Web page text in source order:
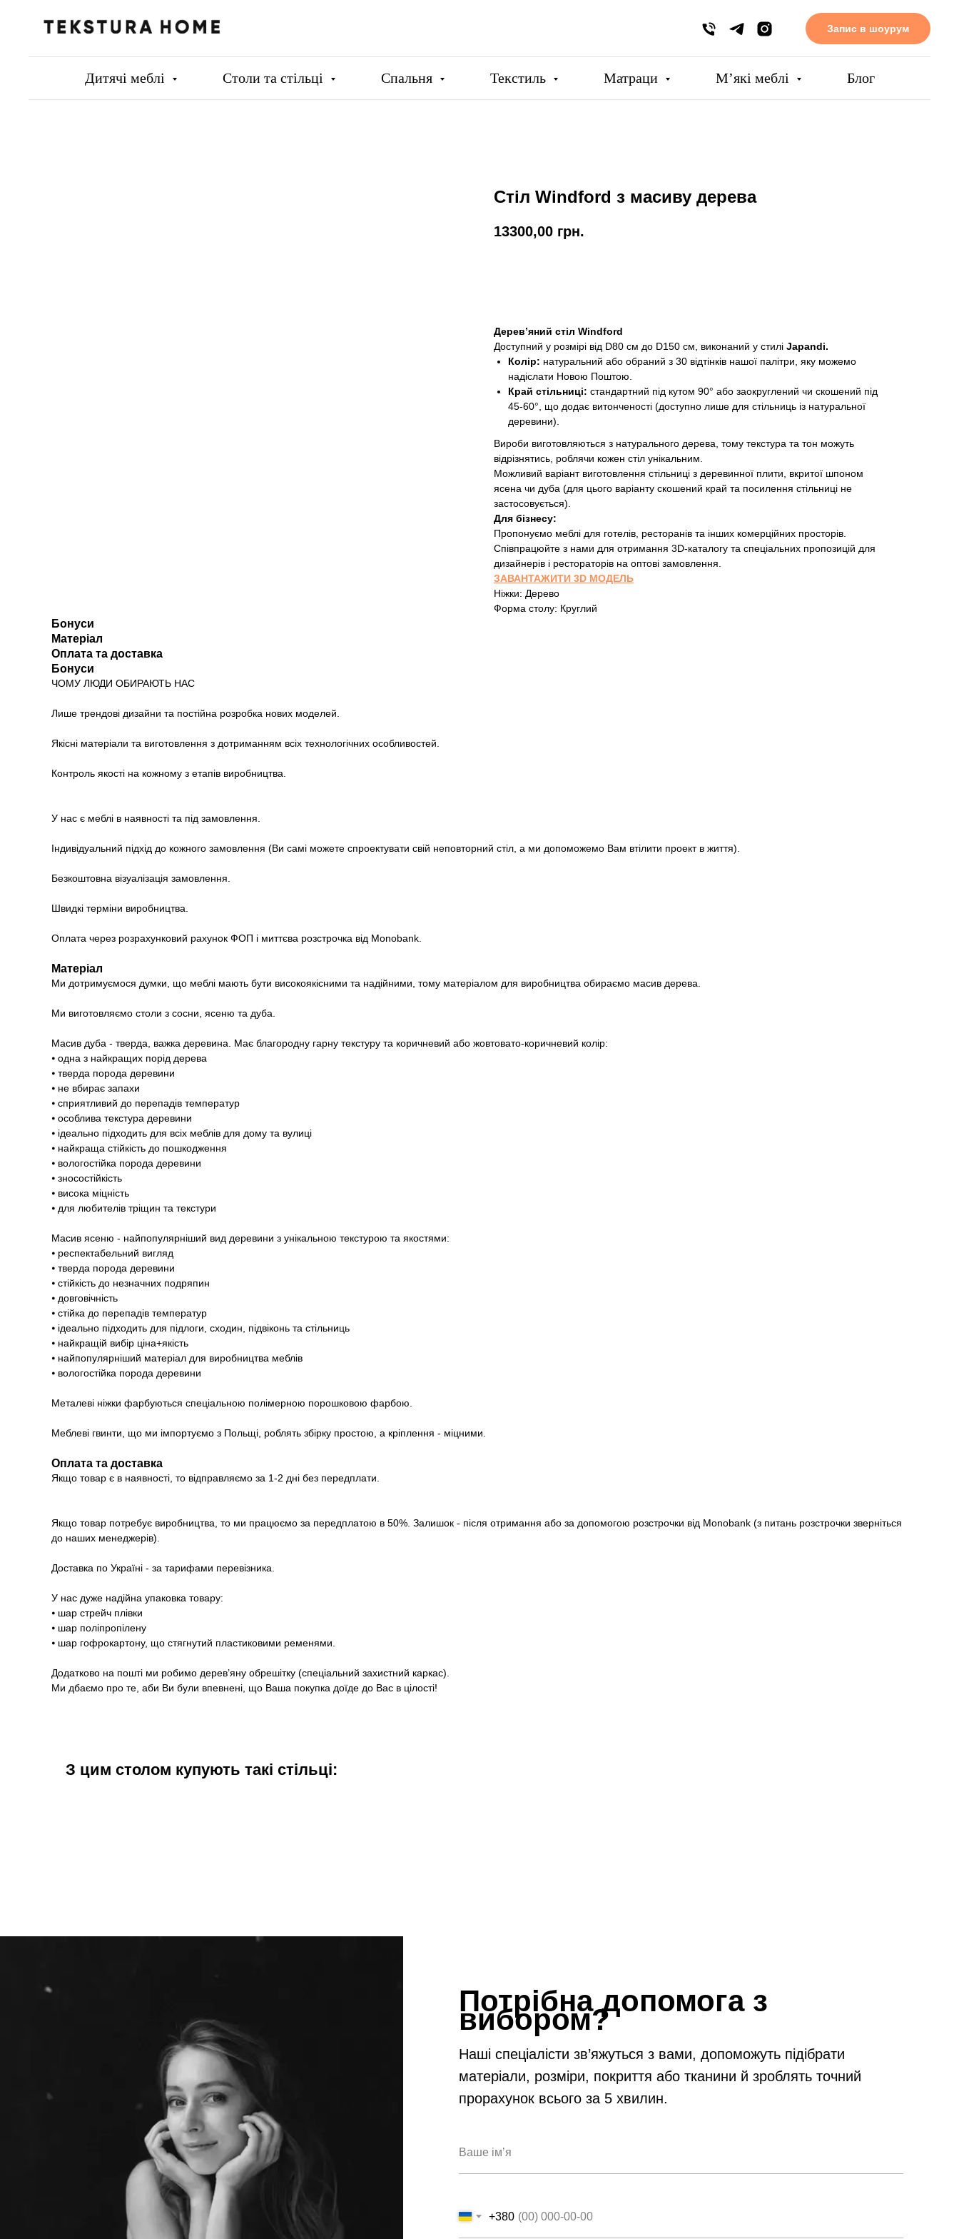
Запис в шоурум
Дитячі меблі Столи та стільці Спальня Текстиль Матраци Мʼякі меблі Блог
Стіл Windford з масиву дерева
13300,00 грн.
Дерев’яний стіл Windford
Доступний у розмірі від D80 см до D150 см, виконаний у стилі Japandi.
Колір: натуральний або обраний з 30 відтінків нашої палітри, яку можемо
надіслати Новою Поштою.
Край стільниці: стандартний під кутом 90° або заокруглений чи скошений під
45-60°, що додає витонченості (доступно лише для стільниць із натуральної
деревини).
Вироби виготовляються з натурального дерева, тому текстура та тон можуть
відрізнятись, роблячи кожен стіл унікальним.
Можливий варіант виготовлення стільниці з деревинної плити, вкритої шпоном
ясена чи дуба (для цього варіанту скошений край та посилення стільниці не
застосовується).
Для бізнесу:
Пропонуємо меблі для готелів, ресторанів та інших комерційних просторів.
Співпрацюйте з нами для отримання 3D-каталогу та спеціальних пропозицій для
дизайнерів і рестораторів на оптові замовлення.
ЗАВАНТАЖИТИ 3D МОДЕЛЬ
Ніжки: Дерево
Форма столу: Круглий
Бонуси
Матеріал
Оплата та доставка
Бонуси
ЧОМУ ЛЮДИ ОБИРАЮТЬ НАС
Лише трендові дизайни та постійна розробка нових моделей.
Якісні матеріали та виготовлення з дотриманням всіх технологічних особливостей.
Контроль якості на кожному з етапів виробництва.
У нас є меблі в наявності та під замовлення.
Індивідуальний підхід до кожного замовлення (Ви самі можете спроектувати свій неповторний стіл, а ми допоможемо Вам втілити проект в життя).
Безкоштовна візуалізація замовлення.
Швидкі терміни виробництва.
Оплата через розрахунковий рахунок ФОП і миттєва розстрочка від Monobank.
Матеріал
Ми дотримуємося думки, що меблі мають бути високоякісними та надійними, тому матеріалом для виробництва обираємо масив дерева.
Ми виготовляємо столи з сосни, ясеню та дуба.
Масив дуба - тверда, важка деревина. Має благородну гарну текстуру та коричневий або жовтовато-коричневий колір:
⦁ одна з найкращих порід дерева
⦁ тверда порода деревини
⦁ не вбирає запахи
⦁ сприятливий до перепадів температур
⦁ особлива текстура деревини
⦁ ідеально підходить для всіх меблів для дому та вулиці
⦁ найкраща стійкість до пошкодження
⦁ вологостійка порода деревини
⦁ зносостійкість
⦁ висока міцність
⦁ для любителів тріщин та текстури
Масив ясеню - найпопулярніший вид деревини з унікальною текстурою та якостями:
⦁ респектабельний вигляд
⦁ тверда порода деревини
⦁ стійкість до незначних подряпин
⦁ довговічність
⦁ стійка до перепадів температур
⦁ ідеально підходить для підлоги, сходин, підвіконь та стільниць
⦁ найкращій вибір ціна+якість
⦁ найпопулярніший матеріал для виробництва меблів
⦁ вологостійка порода деревини
Металеві ніжки фарбуються спеціальною полімерною порошковою фарбою.
Меблеві гвинти, що ми імпортуємо з Польщі, роблять збірку простою, а кріплення - міцними.
Оплата та доставка
Якщо товар є в наявності, то відправляємо за 1-2 дні без передплати.
Якщо товар потребує виробництва, то ми працюємо за передплатою в 50%. Залишок - після отримання або за допомогою розстрочки від Monobank (з питань розстрочки зверніться
до наших менеджерів).
Доставка по Україні - за тарифами перевізника.
У нас дуже надійна упаковка товару:
⦁ шар стрейч плівки
⦁ шар поліпропілену
⦁ шар гофрокартону, що стягнутий пластиковими ременями.
Додатково на пошті ми робимо дерев’яну обрешітку (спеціальний захистний каркас).
Ми дбаємо про те, аби Ви були впевнені, що Ваша покупка доїде до Вас в цілості!
З цим столом купують такі стільці:
Потрібна допомога з
вибором?
Наші спеціалісти зв’яжуться з вами, допоможуть підібрати
матеріали, розміри, покриття або тканини й зроблять точний
прорахунок всього за 5 хвилин.
+380